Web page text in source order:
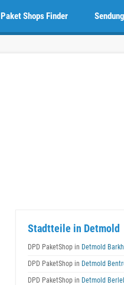
Paket Shops Finder
Stadtteile in Detmold
DPD PaketShop in Detmold
DPD PaketShop in Detmold
DPD PaketShop in Detmold